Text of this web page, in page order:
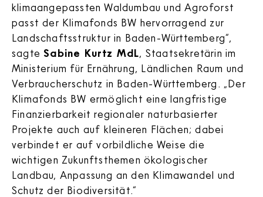
klimaangepassten Waldumbau und Agroforst
passt der Klimafonds BW hervorragend zur
Landschaftsstruktur in Baden-Württemberg“,
sagte Sabine Kurtz MdL, Staatsekretärin im
Ministerium für Ernährung, Ländlichen Raum und
Verbraucherschutz in Baden-Württemberg. „Der
Klimafonds BW ermöglicht eine langfristige
Finanzierbarkeit regionaler naturbasierter
Projekte auch auf kleineren Flächen; dabei
verbindet er auf vorbildliche Weise die
wichtigen Zukunftsthemen ökologischer
Landbau, Anpassung an den Klimawandel und
Schutz der Biodiversität.“